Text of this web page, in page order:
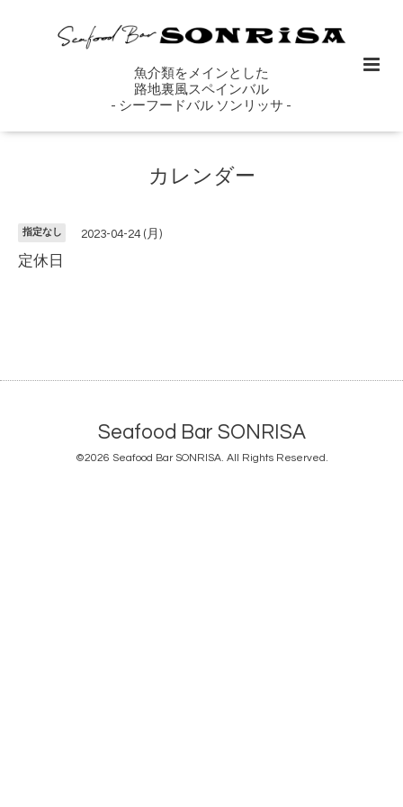
魚介類をメインとした
路地裏風スペインバル
- シーフードバル ソンリッサ -
カレンダー
指定なし 2023-04-24 (月)
定休日
Seafood Bar SONRISA
©2026 Seafood Bar SONRISA. All Rights Reserved.